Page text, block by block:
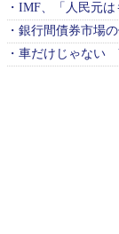
・ IMF、「人民元は
・ 銀行間債券市場
・ 車だけじゃない